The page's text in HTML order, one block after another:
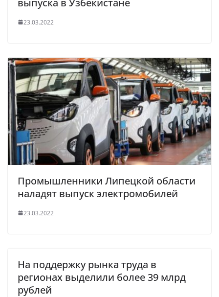
выпуска в Узбекистане
23.03.2022
Промышленники Липецкой области
наладят выпуск электромобилей
23.03.2022
На поддержку рынка труда в
регионах выделили более 39 млрд
рублей